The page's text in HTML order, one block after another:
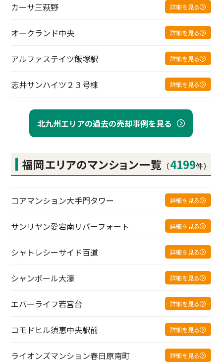
北九州エリアの過去の売却事例を見る
カーサ三萩野 詳細を見る
オークランド中央 詳細を見る
アルファステイツ飯塚駅 詳細を見る
志井サンハイツ２３号棟 詳細を見る
福岡エリアのマンション一覧 （4199件）
コアマンション大手門タワー 詳細を見る
サンリヤン愛宕南リバーフォート 詳細を見る
シャトレシーサイド百道 詳細を見る
シャンボール大濠 詳細を見る
エバーライフ若宮台 詳細を見る
コモドヒル須恵中央駅前 詳細を見る
ライオンズマンション春日原南町 詳細を見る